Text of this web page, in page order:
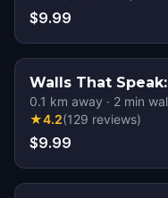
$9.99
Walls That
0.1 km away · 2 min
★4.2(129 reviews)
$9.99